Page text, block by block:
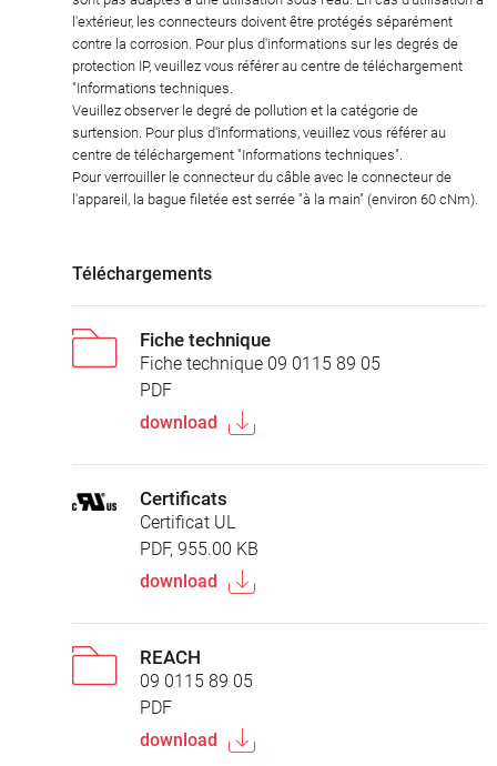
l'extérieur, les connecteurs doivent être protégés séparément
contre la corrosion. Pour plus d'informations sur les degrés de
protection IP, veuillez vous référer au centre de téléchargement
"Informations techniques.
Veuillez observer le degré de pollution et la catégorie de
surtension. Pour plus d'informations, veuillez vous référer au
centre de téléchargement "Informations techniques".
Pour verrouiller le connecteur du câble avec le connecteur de
l'appareil, la bague filetée est serrée "à la main" (environ 60 cNm).
Téléchargements
Fiche technique
Fiche technique 09 0115 89 05
PDF
download
Certificats
Certificat UL
PDF, 955.00 KB
download
REACH
09 0115 89 05
PDF
download